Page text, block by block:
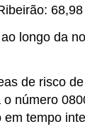
longo da
de risco
número
tempo